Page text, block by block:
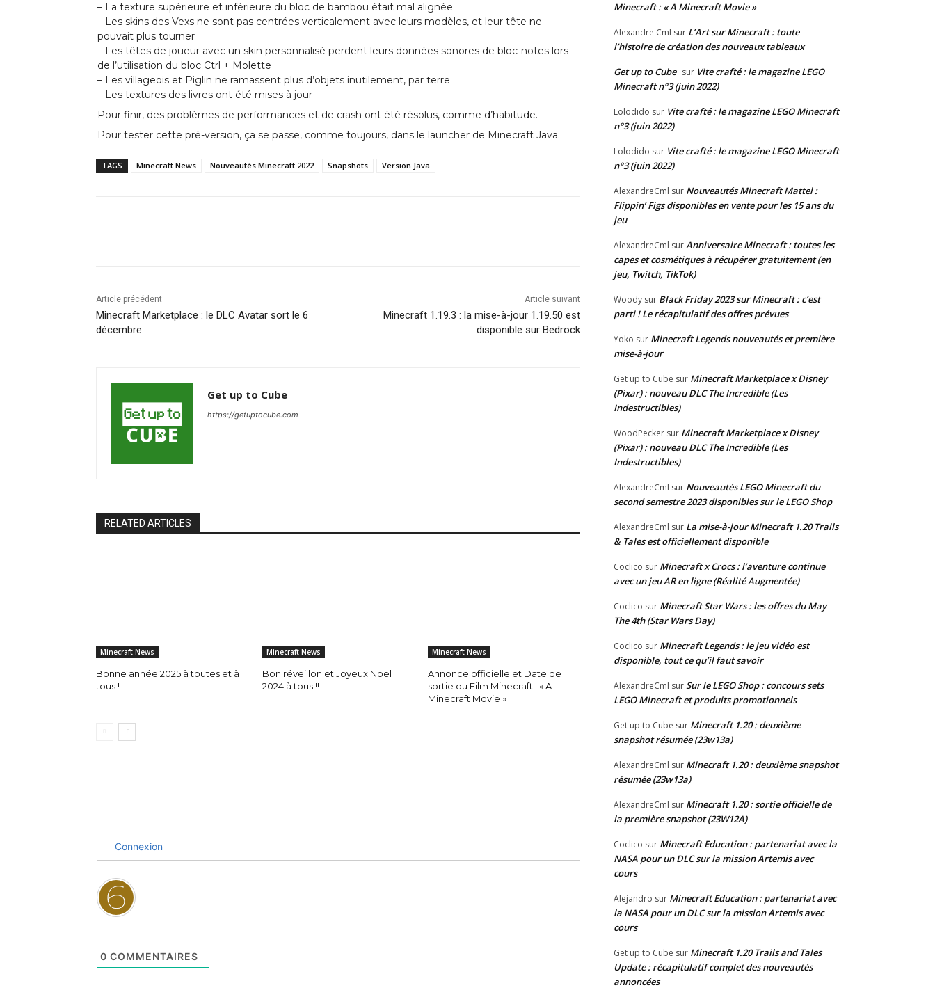
– La texture supérieure et inférieure du bloc de bambou était mal alignée
– Les skins des Vexs ne sont pas centrées verticalement avec leurs modèles, et leur tête ne
pouvait plus tourner
– Les têtes de joueur avec un skin personnalisé perdent leurs données sonores de bloc-notes lors
de l’utilisation du bloc Ctrl + Molette
– Les villageois et Piglin ne ramassent plus d’objets inutilement, par terre
– Les textures des livres ont été mises à jour
Pour finir, des problèmes de performances et de crash ont été résolus, comme d’habitude.
Pour tester cette pré-version, ça se passe, comme toujours, dans le launcher de Minecraft Java.
TAGS Minecraft News Nouveautés Minecraft 2022 Snapshots Version Java
Article précédent
Minecraft Marketplace : le DLC Avatar sort le 6
décembre
Article suivant
Minecraft 1.19.3 : la mise-à-jour 1.19.50 est
disponible sur Bedrock
Get up to Cube
https://getuptocube.com
RELATED ARTICLES
Minecraft News
Bonne année 2025 à toutes et à
tous !
Minecraft News
Bon réveillon et Joyeux Noël
2024 à tous !!
Minecraft News
Annonce officielle et Date de
sortie du Film Minecraft : « A
Minecraft Movie »
Connexion
0 COMMENTAIRES
Minecraft : « A Minecraft Movie »
Alexandre Cml sur L’Art sur Minecraft : toute
l’histoire de création des nouveaux tableaux
Get up to Cube sur Vite crafté : le magazine LEGO
Minecraft n°3 (juin 2022)
Lolodido sur Vite crafté : le magazine LEGO Minecraft
n°3 (juin 2022)
Lolodido sur Vite crafté : le magazine LEGO Minecraft
n°3 (juin 2022)
AlexandreCml sur Nouveautés Minecraft Mattel :
Flippin’ Figs disponibles en vente pour les 15 ans du
jeu
AlexandreCml surAnniversaire Minecraft : toutes les
capes et cosmétiques à récupérer gratuitement (en
jeu, Twitch, TikTok)
Woody sur Black Friday 2023 sur Minecraft : c’est
parti ! Le récapitulatif des offres prévues
Yoko sur Minecraft Legends nouveautés et première
mise-à-jour
Get up to Cube sur Minecraft Marketplace x Disney
(Pixar) : nouveau DLC The Incredible (Les
Indestructibles)
WoodPecker sur Minecraft Marketplace x Disney
(Pixar) : nouveau DLC The Incredible (Les
Indestructibles)
AlexandreCml sur Nouveautés LEGO Minecraft du
second semestre 2023 disponibles sur le LEGO Shop
AlexandreCml sur La mise-à-jour Minecraft 1.20 Trails
& Tales est officiellement disponible
Coclico sur Minecraft x Crocs : l’aventure continue
avec un jeu AR en ligne (Réalité Augmentée)
Coclico sur Minecraft Star Wars : les offres du May
The 4th (Star Wars Day)
Coclico sur Minecraft Legends : le jeu vidéo est
disponible, tout ce qu’il faut savoir
AlexandreCml surSur le LEGO Shop : concours sets
LEGO Minecraft et produits promotionnels
Get up to Cube sur Minecraft 1.20 : deuxième
snapshot résumée (23w13a)
AlexandreCml sur Minecraft 1.20 : deuxième snapshot
résumée (23w13a)
AlexandreCml sur Minecraft 1.20 : sortie officielle de
la première snapshot (23W12A)
Coclico sur Minecraft Education : partenariat avec la
NASA pour un DLC sur la mission Artemis avec
cours
Alejandro sur Minecraft Education : partenariat avec
la NASA pour un DLC sur la mission Artemis avec
cours
Get up to Cube sur Minecraft 1.20 Trails and Tales
Update : récapitulatif complet des nouveautés
annoncées